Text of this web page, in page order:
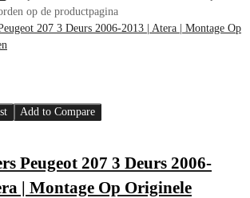
op de productpagina
Add to Compare
Peugeot 207 3 Deurs 2006-
| Montage Op Originele